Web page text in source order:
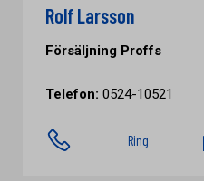
Rolf Larsson
Försäljning Proffs
Telefon: 0524-10521
Ring